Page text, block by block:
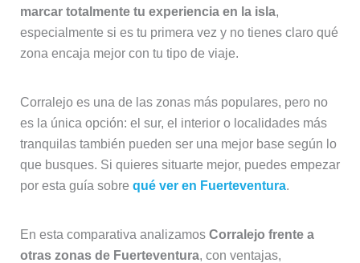
marcar totalmente tu experiencia en la isla,
especialmente si es tu primera vez y no tienes claro qué
zona encaja mejor con tu tipo de viaje.
Corralejo es una de las zonas más populares, pero no
es la única opción: el sur, el interior o localidades más
tranquilas también pueden ser una mejor base según lo
que busques. Si quieres situarte mejor, puedes empezar
por esta guía sobre qué ver en Fuerteventura.
En esta comparativa analizamos Corralejo frente a
otras zonas de Fuerteventura, con ventajas,